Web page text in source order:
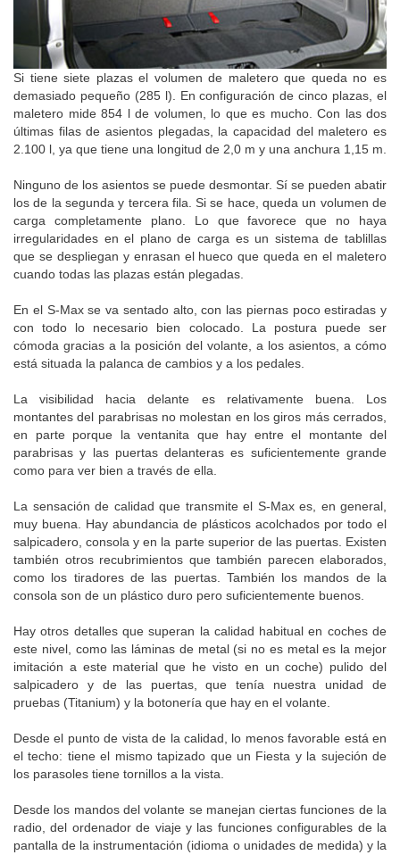
Si tiene siete plazas el volumen de maletero que queda no es
demasiado pequeño (285 l). En configuración de cinco plazas, el
maletero mide 854 l de volumen, lo que es mucho. Con las dos
últimas filas de asientos plegadas, la capacidad del maletero es
2.100 l, ya que tiene una longitud de 2,0 m y una anchura 1,15 m.
Ninguno de los asientos se puede desmontar. Sí se pueden abatir
los de la segunda y tercera fila. Si se hace, queda un volumen de
carga completamente plano. Lo que favorece que no haya
irregularidades en el plano de carga es un sistema de tablillas
que se despliegan y enrasan el hueco que queda en el maletero
cuando todas las plazas están plegadas.
En el S-Max se va sentado alto, con las piernas poco estiradas y
con todo lo necesario bien colocado. La postura puede ser
cómoda gracias a la posición del volante, a los asientos, a cómo
está situada la palanca de cambios y a los pedales.
La visibilidad hacia delante es relativamente buena. Los
montantes del parabrisas no molestan en los giros más cerrados,
en parte porque la ventanita que hay entre el montante del
parabrisas y las puertas delanteras es suficientemente grande
como para ver bien a través de ella.
La sensación de calidad que transmite el S-Max es, en general,
muy buena. Hay abundancia de plásticos acolchados por todo el
salpicadero, consola y en la parte superior de las puertas. Existen
también otros recubrimientos que también parecen elaborados,
como los tiradores de las puertas. También los mandos de la
consola son de un plástico duro pero suficientemente buenos.
Hay otros detalles que superan la calidad habitual en coches de
este nivel, como las láminas de metal (si no es metal es la mejor
imitación a este material que he visto en un coche) pulido del
salpicadero y de las puertas, que tenía nuestra unidad de
pruebas (Titanium) y la botonería que hay en el volante.
Desde el punto de vista de la calidad, lo menos favorable está en
el techo: tiene el mismo tapizado que un Fiesta y la sujeción de
los parasoles tiene tornillos a la vista.
Desde los mandos del volante se manejan ciertas funciones de la
radio, del ordenador de viaje y las funciones configurables de la
pantalla de la instrumentación (idioma o unidades de medida) y la